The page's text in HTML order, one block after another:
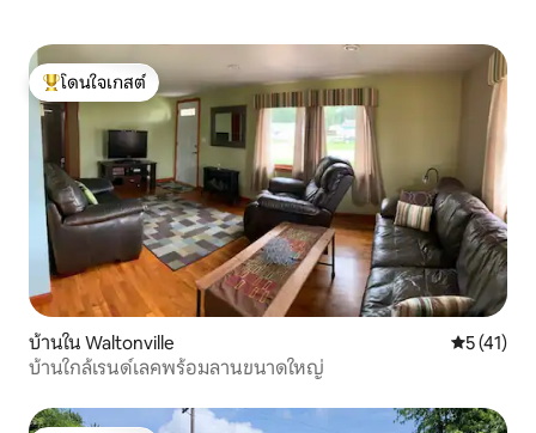
โดนใจเกสต์ที่สุด
โดนใจเกสต์
บ้านใน Waltonville คะแนนเฉ
5 (41)
บ้านใกล้เรนด์เลคพร้อมลานขนาดใหญ่